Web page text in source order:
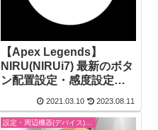
【Apex Legends】
NIRU(NIRUi7) 最新のボタ
ン配置設定・感度設定・
イス) まとめ【エーペック
スレジェンズ】
2021.03.10 2023.08.11